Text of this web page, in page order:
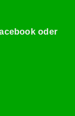
oder